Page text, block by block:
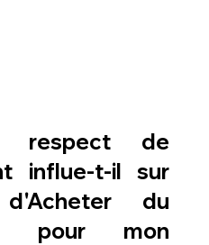
respect de
influe-t-il sur
du
pour mon